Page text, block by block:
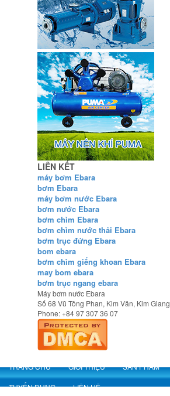
LIÊN KẾT
máy bơm Ebara
bơm Ebara
máy bơm nước Ebara
bơm nước Ebara
bơm chìm Ebara
bơm chìm nước thải Ebara
bơm trục đứng Ebara
bom ebara
bơm chìm giếng khoan Ebara
may bom ebara
bơm trục ngang ebara
Máy bơm nước Ebara
Số 68 Vũ Tông Phan, Kim Văn, Kim Giang
Phone:+84 97 307 36 07
TRANG CHỦ GIỚI THIỆU SẢN PHẨM
TUYỂN DỤNG
LIÊN HỆ